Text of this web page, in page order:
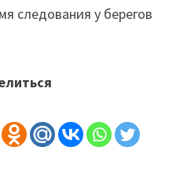
следования у берегов